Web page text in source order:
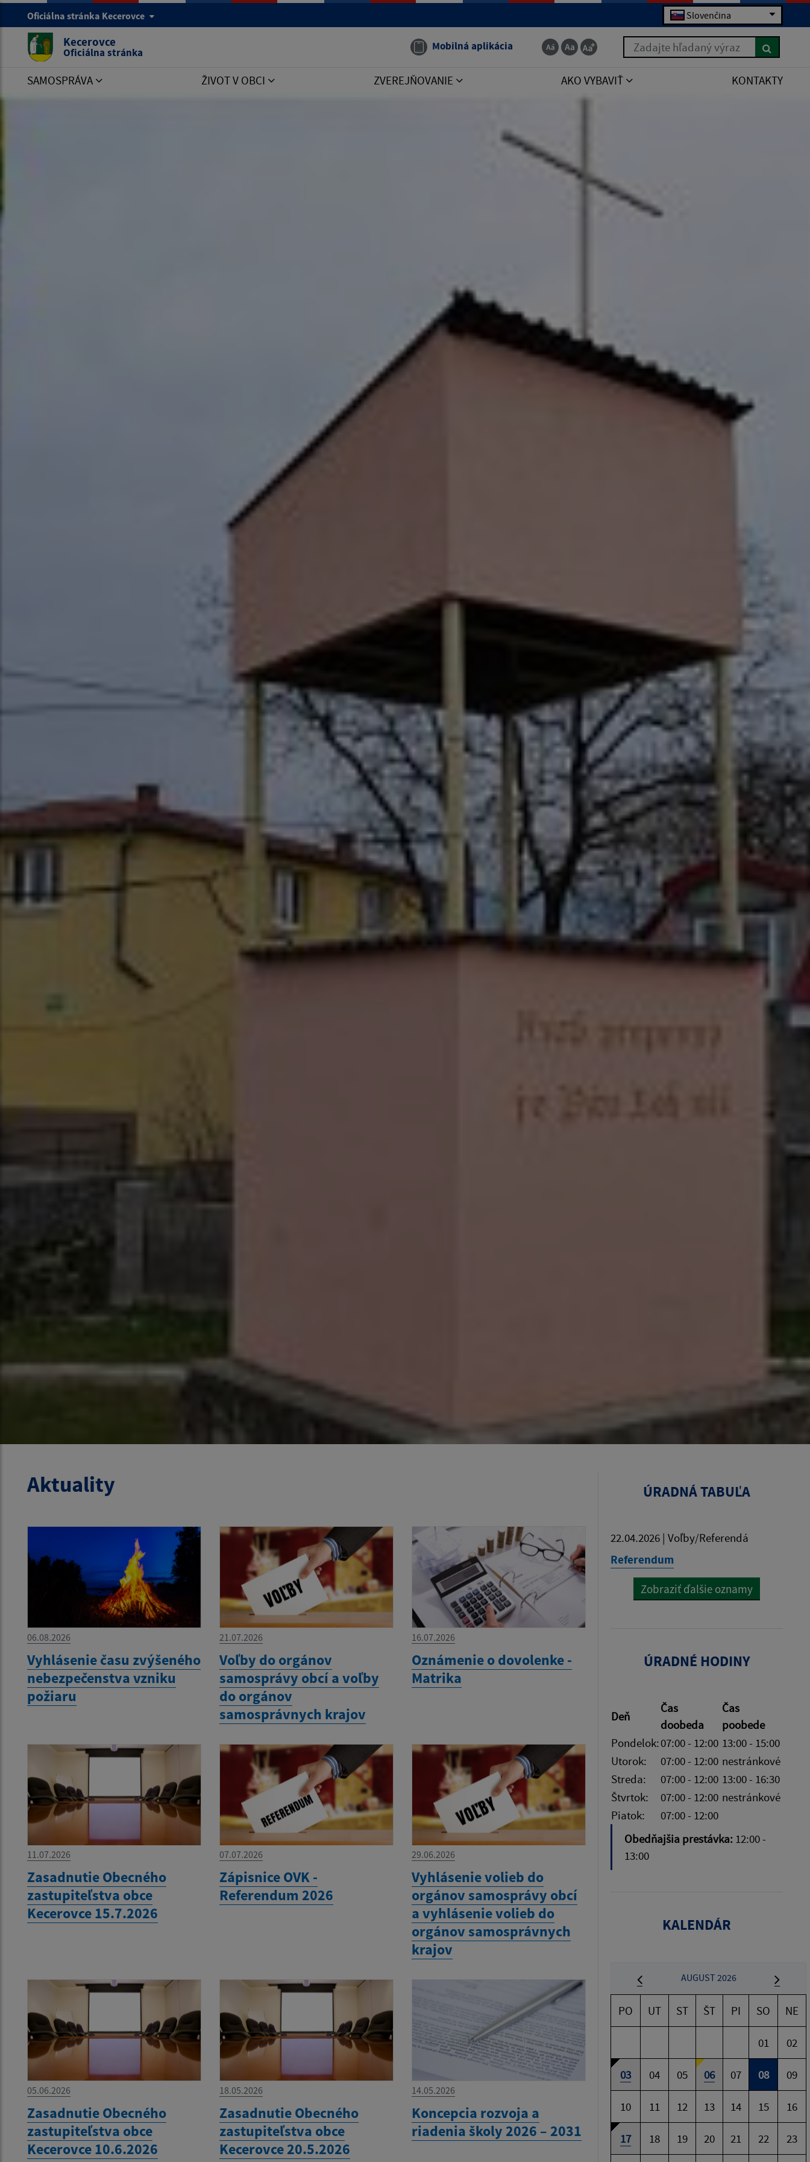
Oficiálna stránka Kecerovce Slovenčina
Kecerovce
Oficiálna stránka Mobilná aplikácia Zadajte hľadaný výraz
SAMOSPRÁVA ŽIVOT V OBCI ZVEREJŇOVANIE AKO VYBAVIŤ KONTAKTY
Aktuality
06.08.2026
Vyhlásenie času zvýšeného
nebezpečenstva vzniku
požiaru
21.07.2026
Voľby do orgánov
samosprávy obcí a voľby
do orgánov
samosprávnych krajov
16.07.2026
Oznámenie o dovolenke -
Matrika
11.07.2026
Zasadnutie Obecného
zastupiteľstva obce
Kecerovce 15.7.2026
07.07.2026
Zápisnice OVK -
Referendum 2026
29.06.2026
Vyhlásenie volieb do
orgánov samosprávy obcí
a vyhlásenie volieb do
orgánov samosprávnych
krajov
05.06.2026
Zasadnutie Obecného
zastupiteľstva obce
Kecerovce 10.6.2026
18.05.2026
Zasadnutie Obecného
zastupiteľstva obce
Kecerovce 20.5.2026
14.05.2026
Koncepcia rozvoja a
riadenia školy 2026 – 2031
ÚRADNÁ TABUĽA
22.04.2026 | Voľby/Referendá
Referendum
Zobraziť ďalšie oznamy
ÚRADNÉ HODINY
Deň
Čas
doobeda
Čas
poobede
Pondelok:07:00 - 12:00 13:00 - 15:00
Utorok:
07:00 - 12:00 nestránkové
Streda:
07:00 - 12:00 13:00 - 16:30
Štvrtok:
07:00 - 12:00 nestránkové
Piatok:
07:00 - 12:00
Obedňajšia prestávka: 12:00 -
13:00
KALENDÁR
AUGUST 2026
PO UT ST ŠT PI SO NE
01 02
03 04 05 06 07 08 09
10 11 12 13 14 15 16
17 18 19 20 21 22 23